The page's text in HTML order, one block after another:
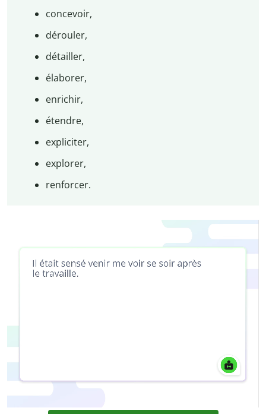
concevoir,
dérouler,
détailler,
élaborer,
enrichir,
étendre,
expliciter,
explorer,
renforcer.